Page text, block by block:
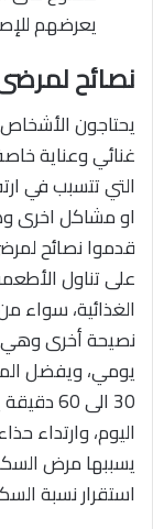
يعرضهم
نصائح
يحتاجون
غنائي وعناية
التي تتسبب في
او مشاكل اخرى
قدموا نصائح
على تناول
الغذائية، سواء
نصيحة أخرى وهي
يومي، ويفضل
30 الى
اليوم، وارتداء
يسببها مرض
استقرار نسبة